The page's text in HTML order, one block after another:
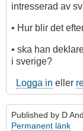
intresserad av
• Hur blir det
• ska han
i sverige?
Logga in eller
Published by D
Permanent länk